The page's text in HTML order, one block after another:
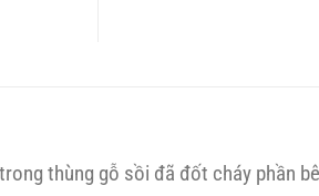
thùng gỗ sồi đã đốt cháy phần